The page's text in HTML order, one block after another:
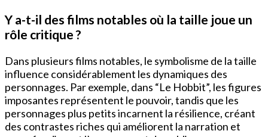
Y a-t-il des films notables où la taille joue un
rôle critique ?
Dans plusieurs films notables, le symbolisme de la taille
influence considérablement les dynamiques des
personnages. Par exemple, dans “Le Hobbit”, les figures
imposantes représentent le pouvoir, tandis que les
personnages plus petits incarnent la résilience, créant
des contrastes riches qui améliorent la narration et